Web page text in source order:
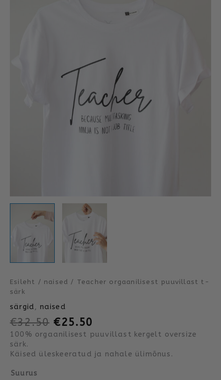
Esileht / naised / Teacher orgaanilisest puuvillast t-
särk
särgid , naised
€32.50 €25.50
100% orgaanilisest puuvillast kergelt oversize
särk.
Käised üleskeeratud ja nahale ülimõnus.
Suurus